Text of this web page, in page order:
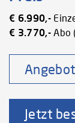
€ 6.990,-
€ 3.770,-Abo
Jetzt